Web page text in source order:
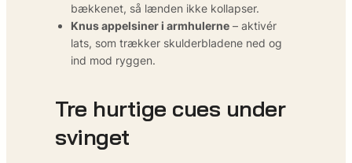
bækkenet, så lænden ikke kollapser.
Knus appelsiner i armhulerne – aktivér
lats, som trækker skulderbladene ned og
ind mod ryggen.
Tre hurtige cues under
svinget